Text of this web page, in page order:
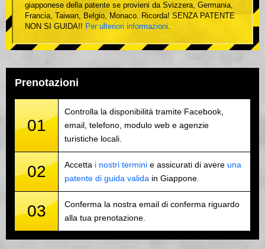
giapponese della patente se provieni da Svizzera, Germania,
Francia, Taiwan, Belgio, Monaco. Ricorda! SENZA PATENTE
NON SI GUIDA!! Per ulteriori informazioni.
Prenotazioni
01
Controlla la disponibilità tramite Facebook,
email, telefono, modulo web e agenzie
turistiche locali.
02 Accetta i nostri termini e assicurati di avere una
patente di guida valida in Giappone.
03
Conferma la nostra email di conferma riguardo
alla tua prenotazione.